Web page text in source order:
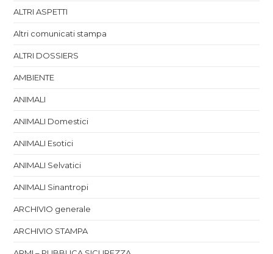
ALTRI ASPETTI
Altri comunicati stampa
ALTRI DOSSIERS
AMBIENTE
ANIMALI
ANIMALI Domestici
ANIMALI Esotici
ANIMALI Selvatici
ANIMALI Sinantropi
ARCHIVIO generale
ARCHIVIO STAMPA